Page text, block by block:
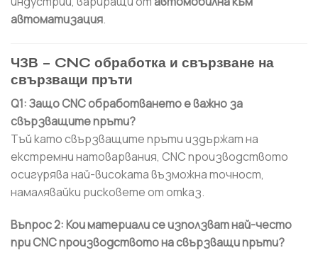
автоматизация.
ЧЗВ – CNC обработка и свързване на
свързващи пръти
Q1: Защо CNC обработването е важно за
свързващите пръти?
Тъй като свързващите пръти издържат на
екстремни натоварвания, CNC производството
осигурява най-високата възможна точност,
намалявайки рисковете от отказ.
Въпрос 2: Кои материали се използват най-често
при CNC производството на свързващи пръти?